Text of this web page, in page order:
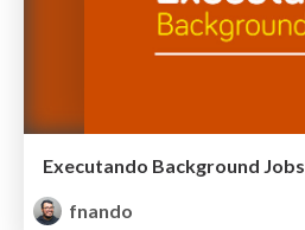
Executando Background Jobs
fnando